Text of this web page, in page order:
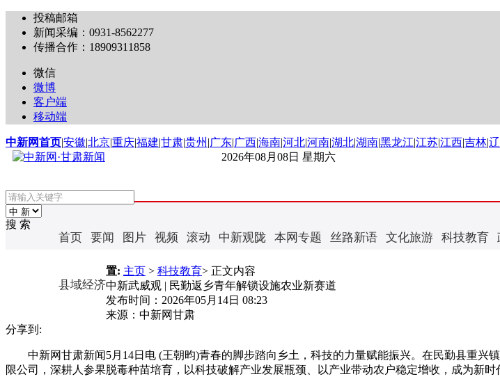
投稿邮箱
新闻采编：0931-8562277
传播合作：18909311858
微信
微博
客户端
移动端
中新网首页|安徽|北京|重庆|福建|甘肃|贵州 |广东|广西|海南|河北|河南|湖北|湖南|黑龙江|江苏|江西|吉林|
2026年08月08日 星期六
搜 索
首页 要闻 图片 视频 滚动 中新观陇 本网专题 丝路新语 文化旅游 科技教育
县域经济
置: 主页 > 科技教育> 正文内容
中新武威观 | 民勤返乡青年解锁设施农业新赛道
发布时间： 2026年05月14日 08:23
来源： 中新网甘肃
分享到:
中新网甘肃新闻5月14日电 (王朝昀)青春的脚步踏向乡土，科技的力量赋能振兴。在民勤县重兴
限公司，深耕人参果脱毒种苗培育，以科技破解产业发展瓶颈、以产业带动农户稳定增收，成为新